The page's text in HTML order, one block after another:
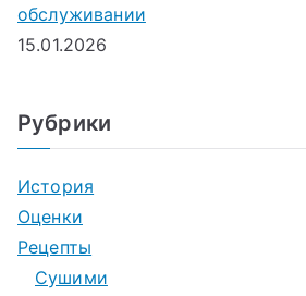
обслуживании
15.01.2026
Рубрики
История
Оценки
Рецепты
Сушими